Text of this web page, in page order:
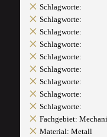
Schlagworte:
Schlagworte:
Schlagworte:
Schlagworte:
Schlagworte:
Schlagworte:
Schlagworte:
Schlagworte:
Schlagworte:
Fachgebiet:
Material: Metall